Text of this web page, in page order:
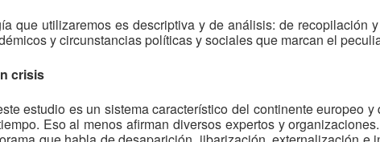
que utilizaremos es descriptiva y de análisis: de recopilación
y circunstancias políticas y sociales que marcan el
crisis
estudio es un sistema característico del continente europeo
Eso al menos afirman diversos expertos y